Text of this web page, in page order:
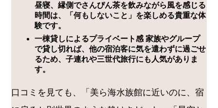
昼寝、縁側でさんぴん茶を飲みながら風を感じる
時間は、「何もしないこと」を楽しめる貴重な体
験です。
一棟貸しによるプライベート感 家族やグループ
で貸し切れば、他の宿泊客に気を遣わずに過ごせ
るため、子連れや三世代旅行にも人気がありま
す。
口コミを見ても、「美ら海水族館に近いのに、宿